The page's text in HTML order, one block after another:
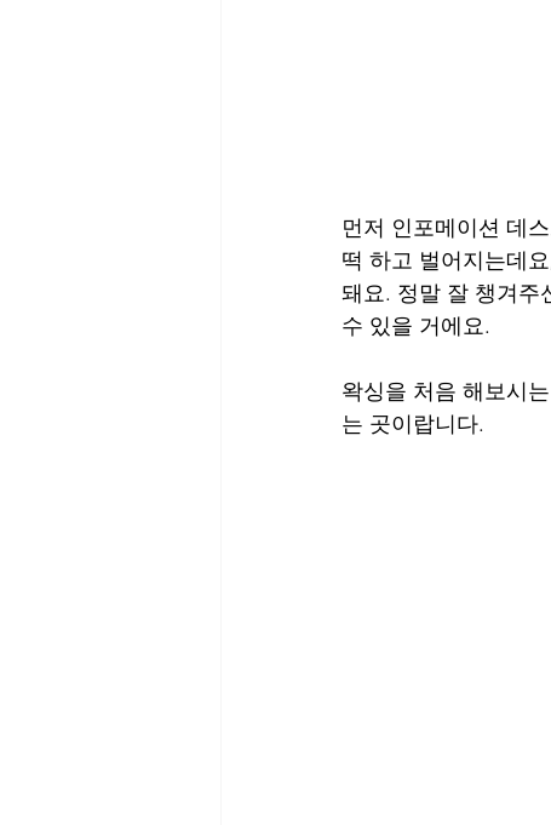
먼저 인포메이션 데
떡 하고 벌어지는데
돼요. 정말 잘 챙겨주
수 있을 거에요.
왁싱을 처음 해보시
는 곳이랍니다.